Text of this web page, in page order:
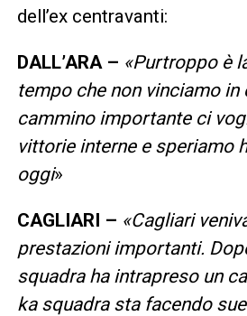
dell’ex centravanti:
DALL’ARA – «Purtroppo è
tempo che non vinciamo in
cammino importante ci
vittorie interne e speriamo
oggi»
CAGLIARI – «Cagliari
prestazioni importanti.
squadra ha intrapreso un
ka squadra sta facendo